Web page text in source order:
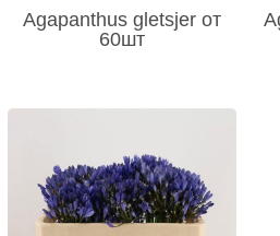
Agapanthus gletsjer от
60шт